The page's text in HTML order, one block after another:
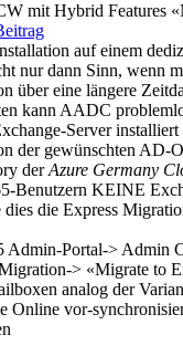
mit Hybrid Features
auf einem
nur dann Sinn, wenn
über eine längere
kann AADC
Server installiert
der gewünschten AD-
derAzure Germany
Benutzern KEINE
die Express
Admin-Portal-> Admin
> «Migrate to
analog der
Online vor-